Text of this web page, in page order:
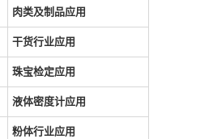
肉类及制品应用
干货行业应用
珠宝检定应用
液体密度计应用
粉体行业应用